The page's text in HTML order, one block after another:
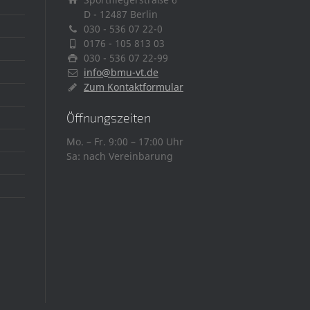
D - 12487 Berlin
030 - 536 07 22-0
0176 - 105 813 03
030 - 536 07 22-99
info@bmu-vt.de
Zum Kontaktformular
Öffnungszeiten
Mo. – Fr. 9:00 – 17:00 Uhr
Sa: nach Vereinbarung